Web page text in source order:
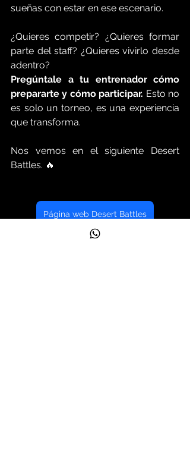
sueñas con estar en ese escenario.
¿Quieres competir? ¿Quieres formar
parte del staff? ¿Quieres vivirlo desde
adentro?
Pregúntale a tu entrenador cómo
prepararte y cómo participar. Esto no
es solo un torneo, es una experiencia
que transforma.
Nos vemos en el siguiente Desert
Battles. 🔥
Página web Desert Battles